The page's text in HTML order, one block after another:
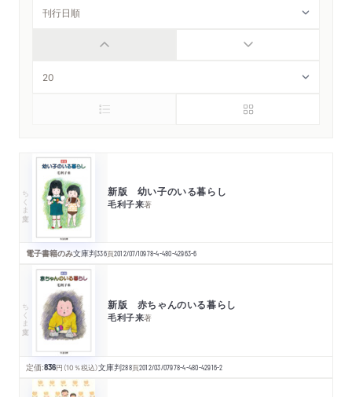
ちくま文庫 新版 幼い子のいる暮らし
毛利子来著
電子書籍のみ文庫判336頁2012/07/10978-4-480-42963-6
ちくま文庫 新版 赤ちゃんのいる暮らし
毛利子来著
定価:836円 （10％税込）文庫判288頁2012/03/07978-4-480-42916-2